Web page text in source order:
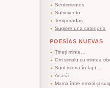
Sentimientos
Sufrimiento
Temporadas
Sugiere una categoría
POESÍAS NUEVAS
Țineți minte…
Om simplu cu mintea
Sunt istoria în fapt…
Acasă…
Mama între emoții și